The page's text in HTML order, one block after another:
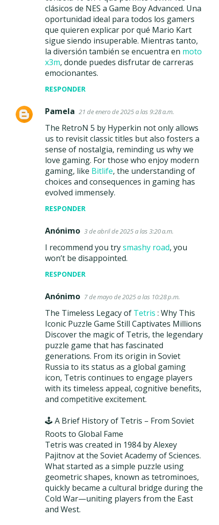
clásicos de NES a Game Boy Advanced. Una
oportunidad ideal para todos los gamers
que quieren explicar por qué Mario Kart
sigue siendo insuperable. Mientras tanto,
la diversión también se encuentra en moto
x3m, donde puedes disfrutar de carreras
emocionantes.
RESPONDER
Pamela 21 de enero de 2025 a las 9:28 a.m.
The RetroN 5 by Hyperkin not only allows
us to revisit classic titles but also fosters a
sense of nostalgia, reminding us why we
love gaming. For those who enjoy modern
gaming, like Bitlife, the understanding of
choices and consequences in gaming has
evolved immensely.
RESPONDER
Anónimo 3 de abril de 2025 a las 3:20 a.m.
I recommend you trysmashy road, you
won’t be disappointed.
RESPONDER
Anónimo 7 de mayo de 2025 a las 10:28 p.m.
The Timeless Legacy of Tetris : Why This
Iconic Puzzle Game Still Captivates Millions
Discover the magic of Tetris, the legendary
puzzle game that has fascinated
generations. From its origin in Soviet
Russia to its status as a global gaming
icon, Tetris continues to engage players
with its timeless appeal, cognitive benefits,
and competitive excitement.
🕹️ A Brief History of Tetris – From Soviet
Roots to Global Fame
Tetris was created in 1984 by Alexey
Pajitnov at the Soviet Academy of Sciences.
What started as a simple puzzle using
geometric shapes, known as tetrominoes,
quickly became a cultural bridge during the
Cold War—uniting players from the East
and West.